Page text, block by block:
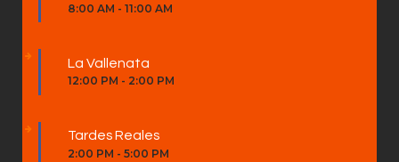
8:00 AM - 11:00 AM
La Vallenata
12:00 PM - 2:00 PM
Tardes Reales
2:00 PM - 5:00 PM